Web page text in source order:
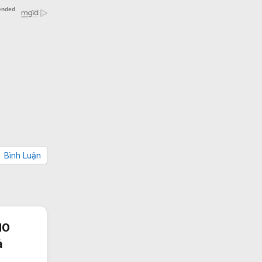
Bình Luận